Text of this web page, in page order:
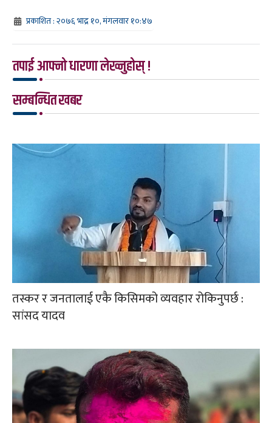
प्रकाशित : २०७६ भाद्र १०, मंगलवार १०:४७
तपाई आफ्नो धारणा लेख्नुहोस् !
सम्बन्धित खबर
तस्कर र जनतालाई एकै किसिमको व्यवहार रोकिनुपर्छ :
सांसद यादव